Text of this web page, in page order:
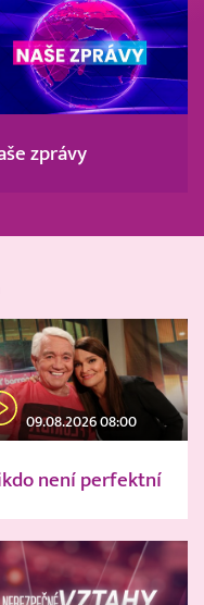
zprávy
09.08.2026 08:00
není perfektní